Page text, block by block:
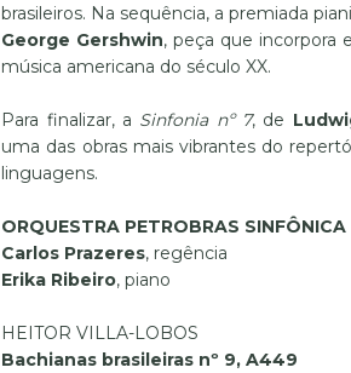
brasileiros. Na sequência, a premiada
George Gershwin, peça que incorpora
música americana do século XX.
Para finalizar, a Sinfonia nº 7, de
uma das obras mais vibrantes do
linguagens.
ORQUESTRA PETROBRAS SINFÔNICA
Carlos Prazeres, regência
Erika Ribeiro, piano
HEITOR VILLA-LOBOS
Bachianas brasileiras nº 9, A449